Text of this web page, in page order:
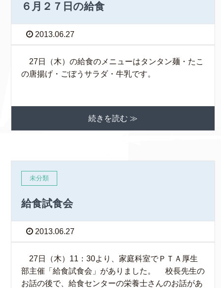
６月２７日の給食
2013.06.27
27日（木）の給食のメニューはタンタン麺・たこ
の唐揚げ・ごぼうサラダ・牛乳です。
続きを読む ≫
未分類
給食試食会
2013.06.27
27日（木）11：30より、家庭科室でＰＴＡ厚生
部主催「給食試食会」がありました。 校長先生の
お話の後で、給食センターの栄養士さんのお話があ